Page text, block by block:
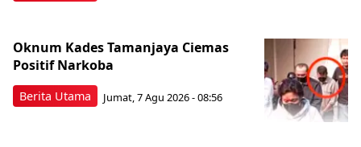
Berita Utama
Oknum Kades Tamanjaya Ciemas
Positif Narkoba
Jumat, 7 Agu 2026 - 08:56